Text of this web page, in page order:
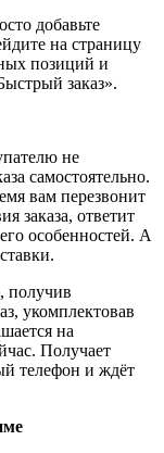
добавьте
на страницу
позиций и
заказ».
не
самостоятельно.
вам перезвонит
заказа, ответит
особенностей. А
получив
укомплектовав
на
Получает
телефон и ждёт